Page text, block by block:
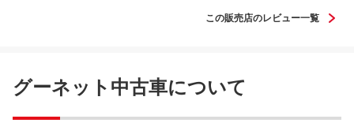
この販売店のレビュー一覧
グーネット中古車について